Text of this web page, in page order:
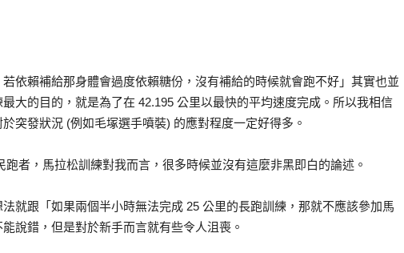
依賴補給那身體會過度依賴糖份，沒有補給的時候就會跑不好」其實也並
大的目的，就是為了在 42.195 公里以最快的平均速度完成。所以我相信
突發狀況 (例如毛塚選手噴裝) 的應對程度一定好得多。
跑者，馬拉松訓練對我而言，很多時候並沒有這麼非黑即白的論述。
法就跟「如果兩個半小時無法完成 25 公里的長跑訓練，那就不應該參加馬
說錯，但是對於新手而言就有些令人沮喪。